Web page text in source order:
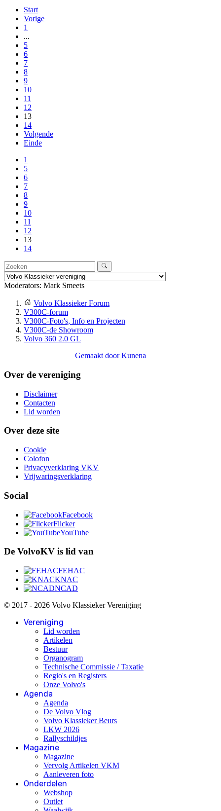
Start
Vorige
1
...
5
6
7
8
9
10
11
12
13
14
Volgende
Einde
1
5
6
7
8
9
10
11
12
13
14
Moderators: Mark Smeets
Volvo Klassieker Forum
V300C-forum
V300C-Foto's, Info en Projecten
V300C-de Showroom
Volvo 360 2.0 GL
Gemaakt doorKunena
Over de vereniging
Disclaimer
Contacten
Lid worden
Over deze site
Cookie
Colofon
Privacyverklaring VKV
Vrijwaringsverklaring
Social
Facebook
Flicker
YouTube
De VolvoKV is lid van
FEHAC
KNAC
NCAD
© 2017 - 2026 Volvo Klassieker Vereniging
Vereniging
Lid worden
Artikelen
Bestuur
Organogram
Technische Commissie / Taxatie
Regio's en Registers
Onze Volvo's
Agenda
Agenda
De Volvo Vlog
Volvo Klassieker Beurs
LKW 2026
Rallyschildjes
Magazine
Magazine
Vervolg Artikelen VKM
Aanleveren foto
Onderdelen
Webshop
Outlet